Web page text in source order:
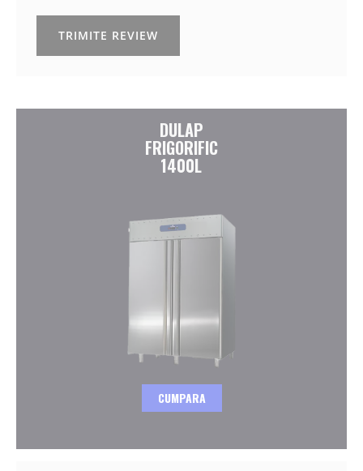
TRIMITE REVIEW
DULAP
FRIGORIFIC
1400L
CUMPARA